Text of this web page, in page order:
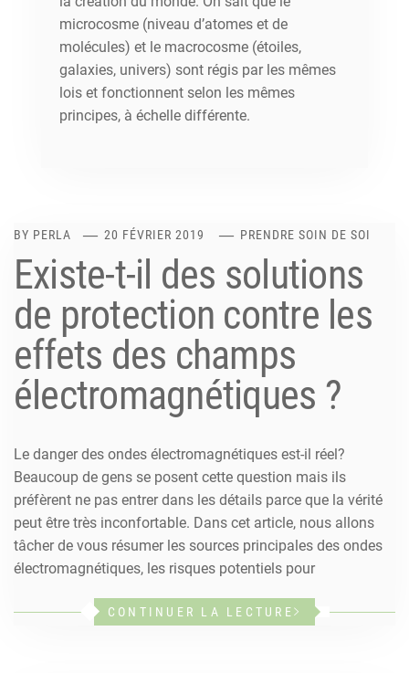
microcosme (niveau d’atomes et de
molécules) et le macrocosme (étoiles,
galaxies, univers) sont régis par les mêmes
lois et fonctionnent selon les mêmes
principes, à échelle différente.
BY PERLA 20 FÉVRIER 2019 PRENDRE SOIN DE SOI
Existe-t-il des solutions
de protection contre les
effets des champs
électromagnétiques ?
Le danger des ondes électromagnétiques est-il réel?
Beaucoup de gens se posent cette question mais ils
préfèrent ne pas entrer dans les détails parce que la vérité
peut être très inconfortable. Dans cet article, nous allons
tâcher de vous résumer les sources principales des ondes
électromagnétiques, les risques potentiels pour
CONTINUER LA LECTURE